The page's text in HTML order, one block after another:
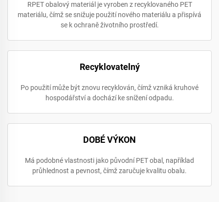
RPET obalový materiál je vyroben z recyklovaného PET
materiálu, čímž se snižuje použití nového materiálu a přispívá
se k ochraně životního prostředí.
Recyklovatelný
Po použití může být znovu recyklován, čímž vzniká kruhové
hospodářství a dochází ke snížení odpadu.
DOBÉ VÝKON
Má podobné vlastnosti jako původní PET obal, například
průhlednost a pevnost, čímž zaručuje kvalitu obalu.